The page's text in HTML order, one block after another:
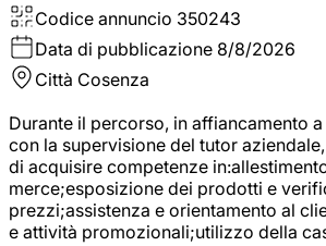
Codice annuncio 350243
Data di pubblicazione 8/8/2026
Città Cosenza
Durante il percorso, in affiancamento
con la supervisione del tutor
di acquisire competenze
merce;esposizione dei prodotti e
prezzi;assistenza e orientamento al
e attività promozionali;utilizzo della